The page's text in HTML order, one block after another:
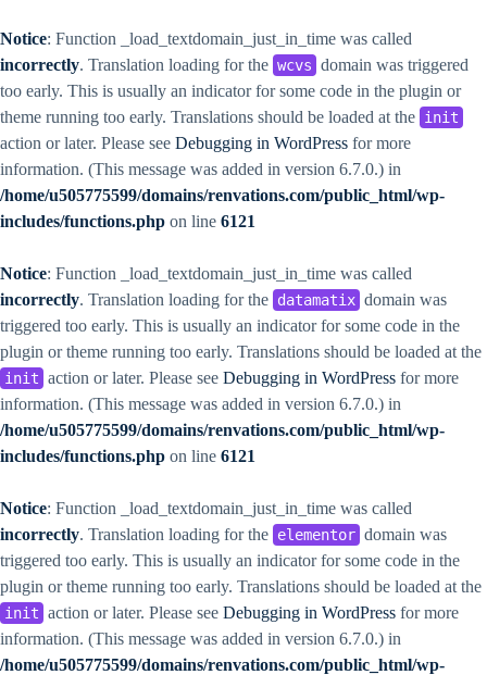
Notice: Function _load_textdomain_just_in_time was called
incorrectly. Translation loading for the wcvs domain was triggered
too early. This is usually an indicator for some code in the plugin or
theme running too early. Translations should be loaded at the init
action or later. Please see Debugging in WordPress for more
information. (This message was added in version 6.7.0.) in
/home/u505775599/domains/renvations.com/public_html/wp-
includes/functions.php on line 6121
Notice: Function _load_textdomain_just_in_time was called
incorrectly. Translation loading for the datamatix domain was
triggered too early. This is usually an indicator for some code in the
plugin or theme running too early. Translations should be loaded at the
init action or later. Please see Debugging in WordPress for more
information. (This message was added in version 6.7.0.) in
/home/u505775599/domains/renvations.com/public_html/wp-
includes/functions.php on line 6121
Notice: Function _load_textdomain_just_in_time was called
incorrectly. Translation loading for the elementor domain was
triggered too early. This is usually an indicator for some code in the
plugin or theme running too early. Translations should be loaded at the
init action or later. Please see Debugging in WordPress for more
information. (This message was added in version 6.7.0.) in
/home/u505775599/domains/renvations.com/public_html/wp-